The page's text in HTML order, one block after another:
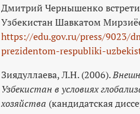
Дмитрий Чернышенко
Узбекистан Шавкатом
https://edu.gov.ru/press/9023/
prezidentom-respubliki-
Зиядуллаева, Л.Н. (2006).
Узбекистан в условиях
хозяйства (кандидатская